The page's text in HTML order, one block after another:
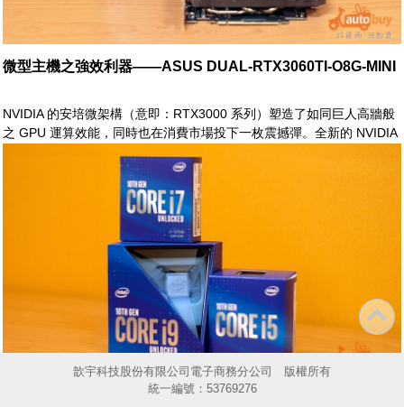
微型主機之強效利器——ASUS DUAL-RTX3060TI-O8G-MINI
NVIDIA 的安培微架構（意即：RTX3000 系列）塑造了如同巨人高牆般
之 GPU 運算效能，同時也在消費市場投下一枚震撼彈。全新的 NVIDIA
歆宇科技股份有限公司電子商務分公司 版權所有
統一編號：53769276